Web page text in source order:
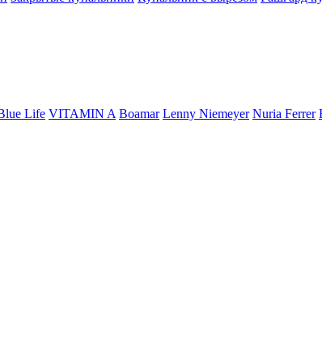
Life VITAMIN A Boamar Lenny Niemeyer Nuria Ferrer